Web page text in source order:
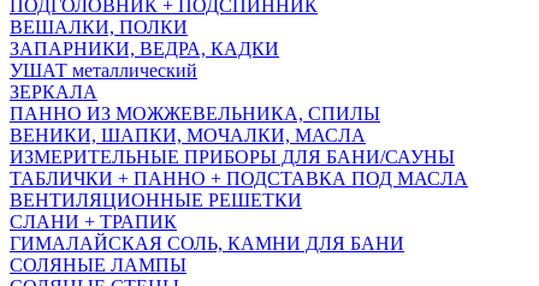
ПОДГОЛОВНИК + ПОДСПИННИК
ВЕШАЛКИ, ПОЛКИ
ЗАПАРНИКИ, ВЕДРА, КАДКИ
УШАТ металлический
ЗЕРКАЛА
ПАННО ИЗ МОЖЖЕВЕЛЬНИКА, СПИЛЫ
ВЕНИКИ, ШАПКИ, МОЧАЛКИ, МАСЛА
ИЗМЕРИТЕЛЬНЫЕ ПРИБОРЫ ДЛЯ БАНИ/САУНЫ
ТАБЛИЧКИ + ПАННО + ПОДСТАВКА ПОД МАСЛА
ВЕНТИЛЯЦИОННЫЕ РЕШЕТКИ
СЛАНИ + ТРАПИК
ГИМАЛАЙСКАЯ СОЛЬ, КАМНИ ДЛЯ БАНИ
СОЛЯНЫЕ ЛАМПЫ